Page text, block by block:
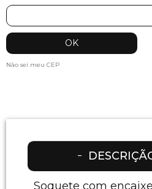
Não sei meu CEP
Soquete com